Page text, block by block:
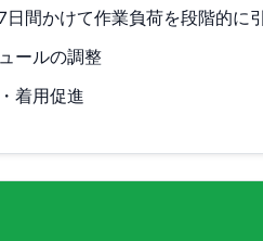
間かけて作業負荷を段階的に引
ールの調整
着用促進